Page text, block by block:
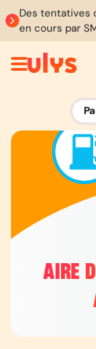
Des tentatives
en cours par
AIRE